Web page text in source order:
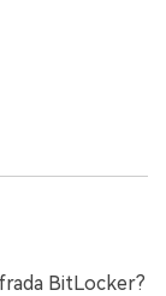
BitLocker?